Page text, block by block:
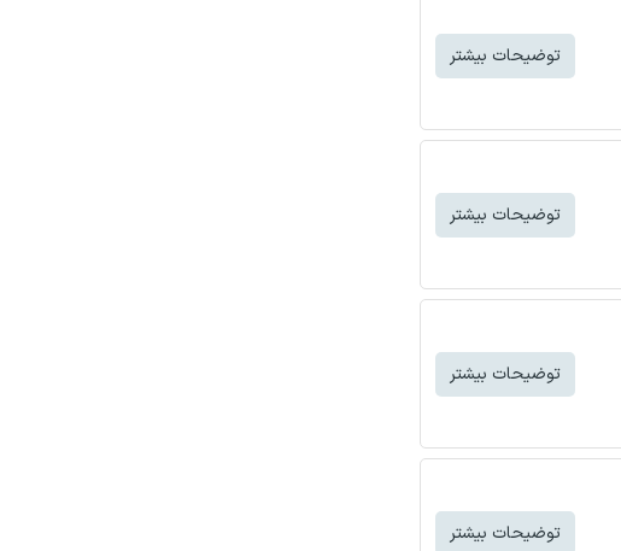
توضیحات بیشتر
توضیحات بیشتر
توضیحات بیشتر
توضیحات بیشتر